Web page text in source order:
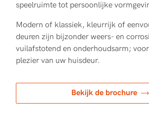
speelruimte tot persoonlijke
Modern of klassiek, kleurrijk of
deuren zijn bijzonder weers- en
vuilafstotend en onderhoudsarm;
plezier van uw huisdeur.
Bekijk de brochure